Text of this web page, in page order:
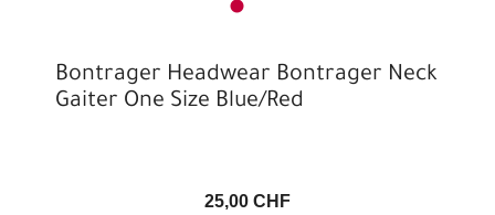
Bontrager Headwear Bontrager Neck
Gaiter One Size Blue/Red
25,00 CHF